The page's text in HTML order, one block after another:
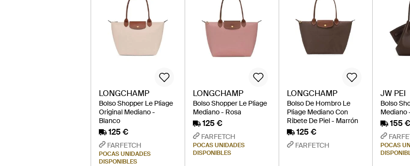
LONGCHAMP
Bolso Shopper Le Pliage
Original Mediano -
Blanco
125 €
FARFETCH
POCAS UNIDADES
DISPONIBLES
LONGCHAMP
Bolso Shopper Le Pliage
Mediano - Rosa
125 €
FARFETCH
POCAS UNIDADES
DISPONIBLES
LONGCHAMP
Bolso De Hombro Le
Pliage Mediano Con
Ribete De Piel - Marrón
125 €
FARFETCH
JW PEI
Bolso
Mediano
155 €
POCAS